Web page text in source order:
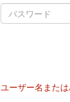
ユーザー名また